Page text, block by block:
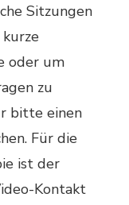
Sitzungen
oder um
zu
bitte einen
Für die
ist der
Kontakt